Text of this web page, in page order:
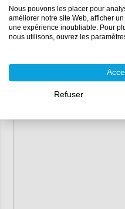
Nous pouvons les placer pour
améliorer notre site Web, afficher
une expérience inoubliable. Pour
nous utilisons, ouvrez les
Refuser